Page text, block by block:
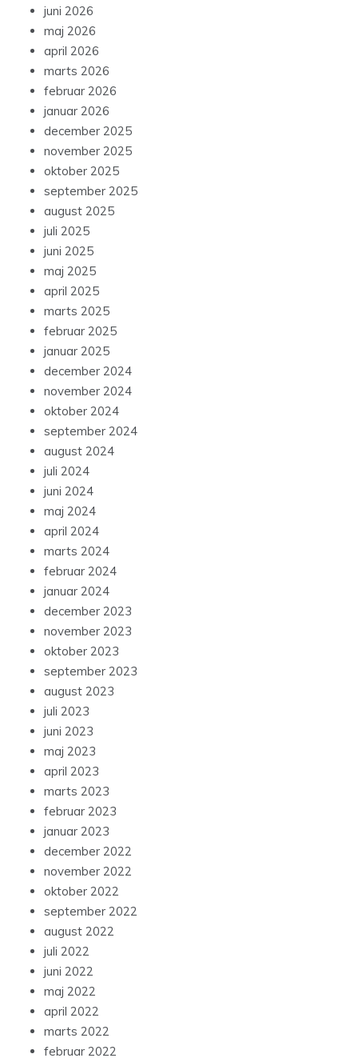
juni 2026
maj 2026
april 2026
marts 2026
februar 2026
januar 2026
december 2025
november 2025
oktober 2025
september 2025
august 2025
juli 2025
juni 2025
maj 2025
april 2025
marts 2025
februar 2025
januar 2025
december 2024
november 2024
oktober 2024
september 2024
august 2024
juli 2024
juni 2024
maj 2024
april 2024
marts 2024
februar 2024
januar 2024
december 2023
november 2023
oktober 2023
september 2023
august 2023
juli 2023
juni 2023
maj 2023
april 2023
marts 2023
februar 2023
januar 2023
december 2022
november 2022
oktober 2022
september 2022
august 2022
juli 2022
juni 2022
maj 2022
april 2022
marts 2022
februar 2022